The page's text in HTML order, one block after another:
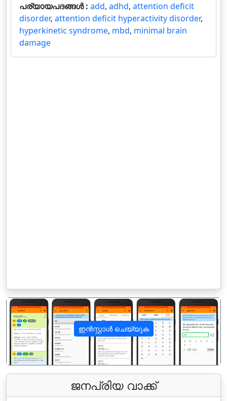
പര്യായപദങ്ങൾ : add, adhd, attention deficit
disorder, attention deficit hyperactivity disorder,
hyperkinetic syndrome, mbd, minimal brain
damage
ഇൻസ്റ്റാൾ ചെയ്യുക
पिछला अगला
ജനപ്രിയ വാക്ക്